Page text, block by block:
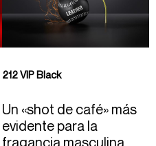
212 VIP Black
Un «shot de café» más
evidente para la
fragancia masculina.